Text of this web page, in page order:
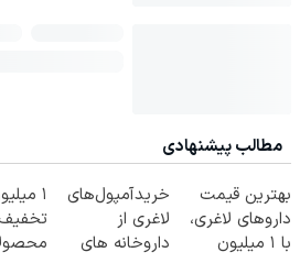
مطالب پیشنهادی
بهترین قیمت
داروهای لاغری،
با ۱ میلیون
خریدآمپول‌های
لاغری از
داروخانه های
۱
تخفیف